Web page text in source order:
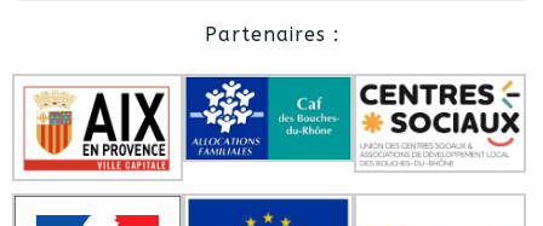
Partenaires :